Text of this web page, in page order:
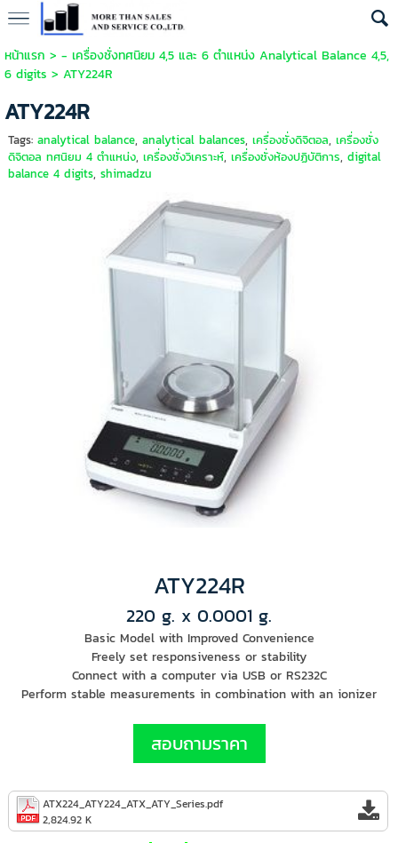
หน้าแรก > - เครื่องชั่งทศนิยม 4,5 และ 6 ตำแหน่ง Analytical Balance 4,5,
6 digits > ATY224R
ATY224R
Tags: analytical balance, analytical balances, เครื่องชั่งดิจิตอล, เครื่องชั่ง
ดิจิตอล ทศนิยม 4 ตำแหน่ง, เครื่องชั่งวิเคราะห์, เครื่องชั่งห้องปฏิบัติการ, digital
balance 4 digits, shimadzu
ATY224R
220 g. x 0.0001 g.
Basic Model with Improved Convenience
Freely set responsiveness or stability
Connect with a computer via USB or RS232C
Perform stable measurements in combination with an ionizer
สอบถามราคา
ATX224_ATY224_ATX_ATY_Series.pdf
2,824.92 K